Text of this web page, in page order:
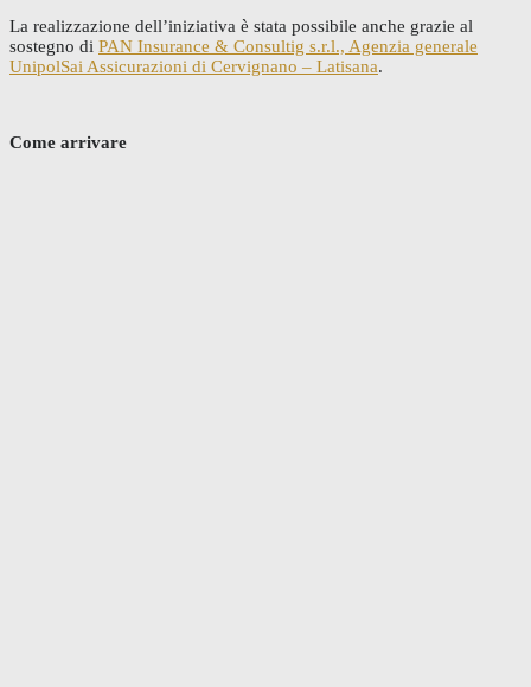
La realizzazione dell’iniziativa è stata possibile anche grazie al
sostegno di PAN Insurance & Consultig s.r.l., Agenzia generale
UnipolSai Assicurazioni di Cervignano – Latisana.
Come arrivare